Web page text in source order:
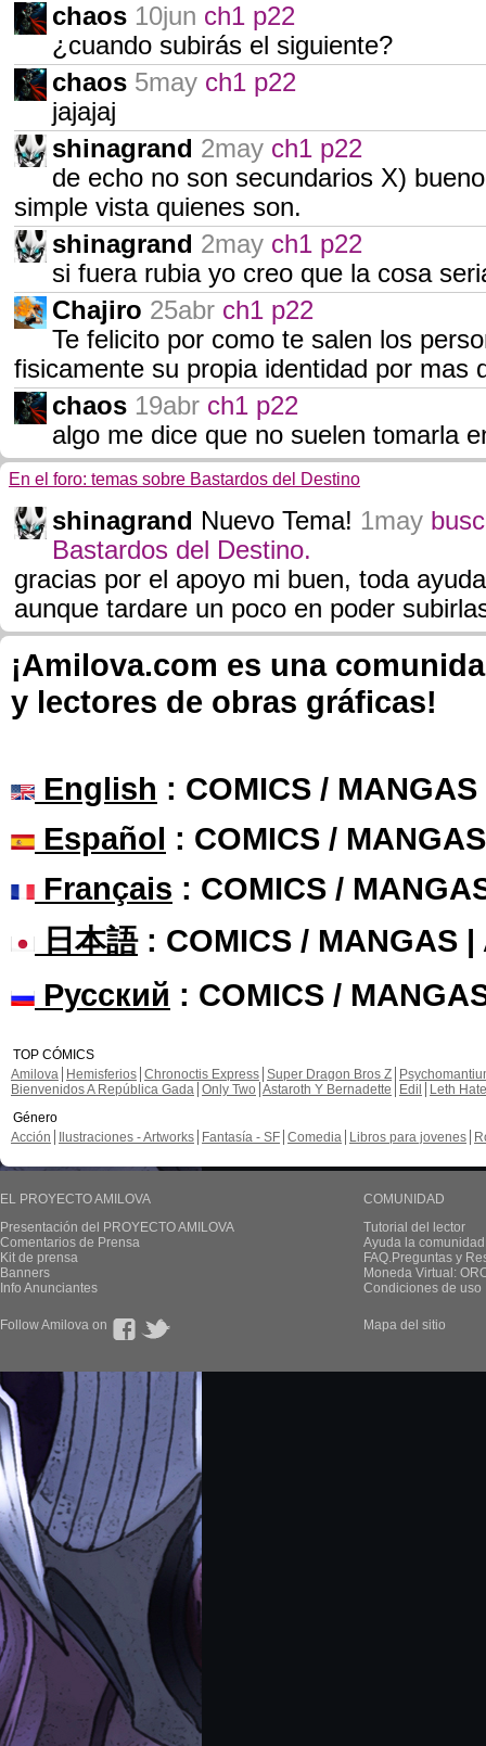
chaos 10jun ch1 p22
¿cuando subirás el siguiente?
chaos 5may ch1 p22
jajajaj
shinagrand 2may ch1 p22
de echo no son secundarios X)
simple vista quienes son.
shinagrand 2may ch1 p22
si fuera rubia yo creo que la cosa
Chajiro 25abr ch1 p22
Te felicito por como te salen los
fisicamente su propia identidad por
chaos 19abr ch1 p22
algo me dice que no suelen tomarla
En el foro: temas sobre Bastardos del Destino
shinagrand Nuevo Tema! 1may
Bastardos del Destino.
gracias por el apoyo mi buen, toda
aunque tardare un poco en poder
¡Amilova.com es una
y lectores de obras gráficas!
English : COMICS /
Español : COMICS /
Français : COMICS /
日本語: COMICS / MANGAS |
Русский : COMICS /
TOP CÓMICS
Amilova
Hemisferios Chronoctis Express Super Dragon Bros Z
Bienvenidos A República Gada Only Two Astaroth Y Bernadette Edil
Leth Hate
Género
Acción
Ilustraciones - Artworks Fantasía - SF Comedia Libros para jovenes
EL PROYECTO AMILOVA
Presentación del PROYECTO AMILOVA
Comentarios de Prensa
Kit de prensa
Banners
Info Anunciantes
COMUNIDAD
Tutorial del lector
Ayuda la
FAQ.Preguntas y
Moneda Virtual:
Condiciones de uso
Follow Amilova on Mapa del sitio